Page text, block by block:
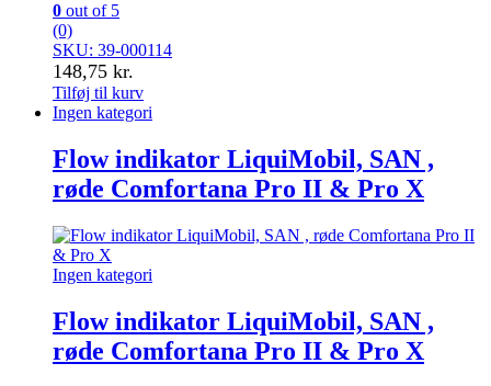
0 out of 5
(0)
SKU: 39-000114
148,75 kr.
Tilføj til kurv
Ingen kategori
Flow indikator LiquiMobil, SAN ,
røde Comfortana Pro II & Pro X
Ingen kategori
Flow indikator LiquiMobil, SAN ,
røde Comfortana Pro II & Pro X